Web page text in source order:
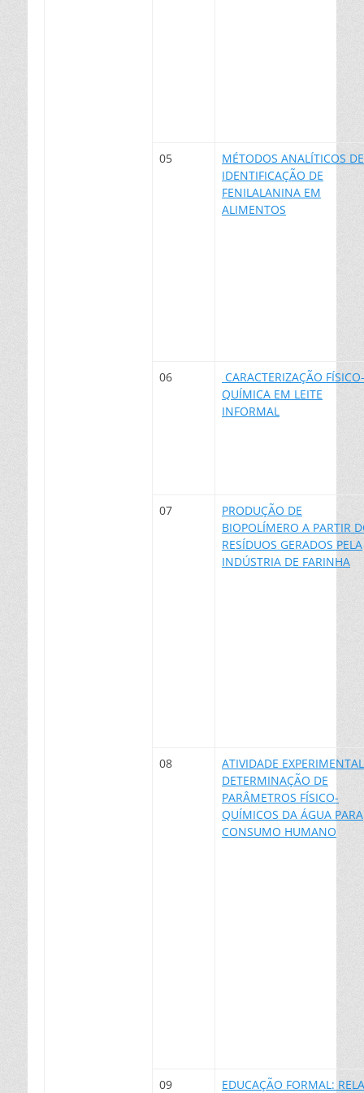
05
MÉTODOS ANALÍTICOS DE
IDENTIFICAÇÃO DE
FENILALANINA EM
ALIMENTOS
06
CARACTERIZAÇÃO FÍSICO-
QUÍMICA EM LEITE
INFORMAL
07
PRODUÇÃO DE
BIOPOLÍMERO A PARTIR
RESÍDUOS GERADOS PELA
INDÚSTRIA DE FARINHA
08
ATIVIDADE
DETERMINAÇÃO DE
PARÂMETROS FÍSICO-
QUÍMICOS DA ÁGUA PARA
CONSUMO HUMANO
09 EDUCAÇÃO FORMAL: